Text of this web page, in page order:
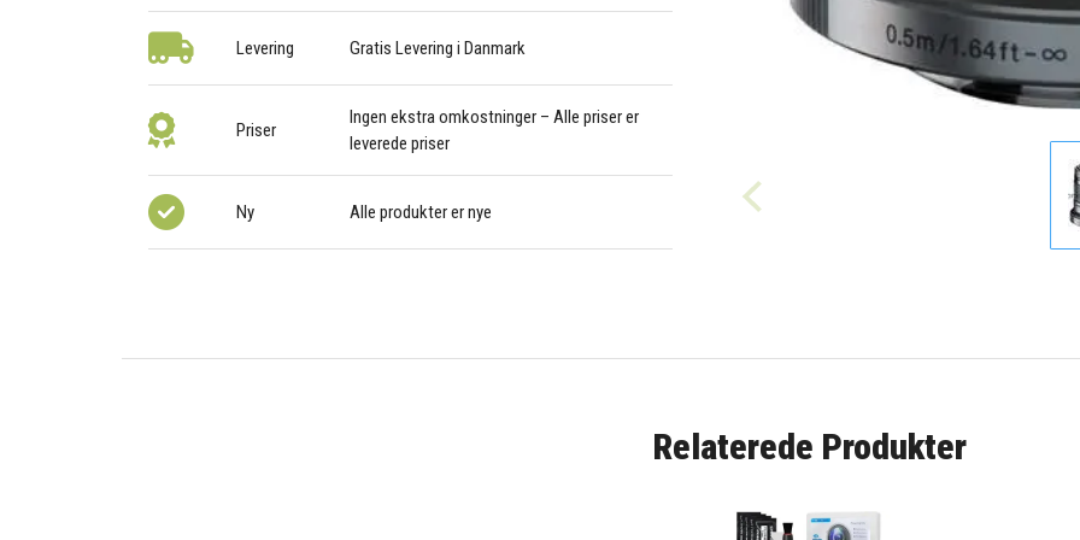
Levering Gratis Levering i Danmark
Priser
Ingen ekstra omkostninger – Alle priser er
leverede priser
Ny Alle produkter er nye
Relaterede Produkter